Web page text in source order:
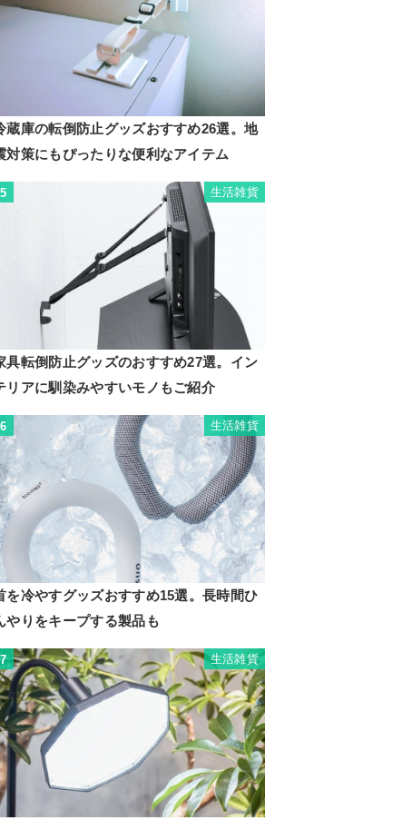
蔵庫の転倒防止グッズおすすめ26選。地
対策にもぴったりな便利なアイテム
5 生活雑貨
具転倒防止グッズのおすすめ27選。イン
リアに馴染みやすいモノもご紹介
6 生活雑貨
を冷やすグッズおすすめ15選。長時間ひ
やりをキープする製品も
7 生活雑貨